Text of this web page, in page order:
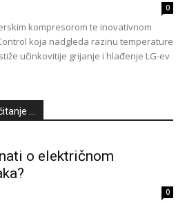
0
kompresorom te inovativnom
koja nadgleda razinu temperature
učinkovitije grijanje i hlađenje LG-ev
...
o električnom
0